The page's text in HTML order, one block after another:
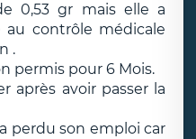
0,53 gr mais elle a
contrôle médicale
.
permis pour 6 Mois.
après avoir passer la
perdu son emploi car